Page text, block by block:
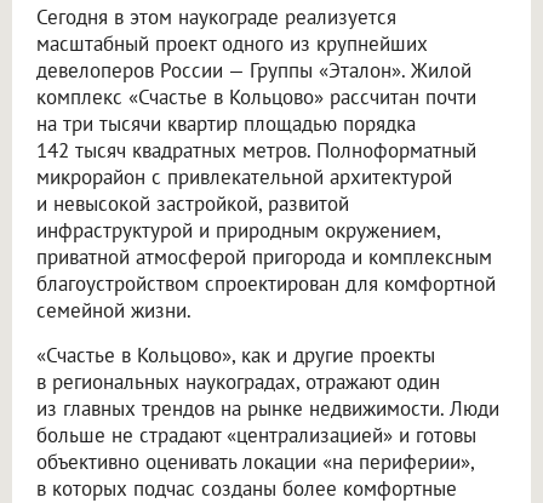
Сегодня в этом наукограде реализуется
масштабный проект одного из крупнейших
девелоперов России — Группы «Эталон». Жилой
комплекс «Счастье в Кольцово» рассчитан почти
на три тысячи квартир площадью порядка
142 тысяч квадратных метров. Полноформатный
микрорайон с привлекательной архитектурой
и невысокой застройкой, развитой
инфраструктурой и природным окружением,
приватной атмосферой пригорода и комплексным
благоустройством спроектирован для комфортной
семейной жизни.
«Счастье в Кольцово», как и другие проекты
в региональных наукоградах, отражают один
из главных трендов на рынке недвижимости. Люди
больше не страдают «централизацией» и готовы
объективно оценивать локации «на периферии»,
в которых подчас созданы более комфортные